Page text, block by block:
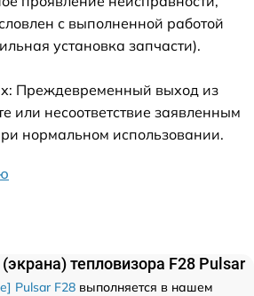
с выполненной работой
установка запчасти).
Преждевременный выход из
или несоответствие заявленным
нормальном использовании.
тепловизора F28 Pulsar
Pulsar F28 выполняется в нашем